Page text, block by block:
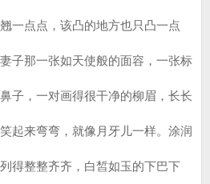
一点点，该凸的地方也只凸一点
子那一张如天使般的面容，一张标
子，一对画得很干净的柳眉，长长
起来弯弯，就像月牙儿一样。涂润
得整整齐齐，白皙如玉的下巴下